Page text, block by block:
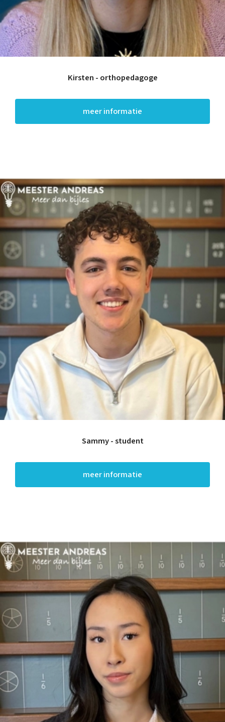
Kirsten - orthopedagoge
meer informatie
Sammy - student
meer informatie